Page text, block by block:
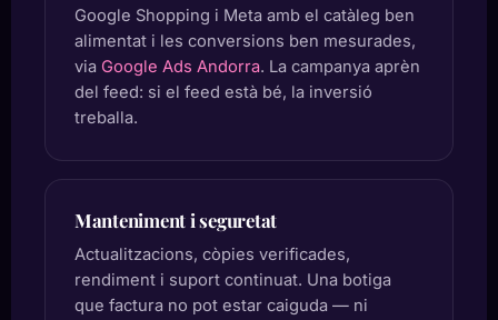
Google Shopping i Meta amb el catàleg ben
alimentat i les conversions ben mesurades,
via Google Ads Andorra. La campanya aprèn
del feed: si el feed està bé, la inversió
treballa.
Manteniment i seguretat
Actualitzacions, còpies verificades,
rendiment i suport continuat. Una botiga
que factura no pot estar caiguda — ni